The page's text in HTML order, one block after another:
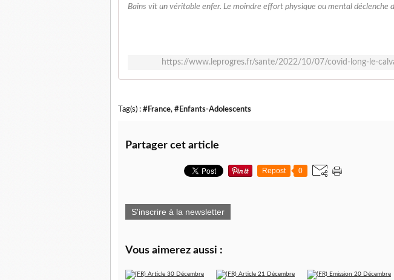
Bains vit un véritable enfer. Le moindre effort physique ou mental déclenche
https://www.leprogres.fr/sante/2022/10/07/covid-long-le-
Tag(s) : #France, #Enfants-Adolescents
Partager cet article
Repost 0
S'inscrire à la newsletter
Vous aimerez aussi :